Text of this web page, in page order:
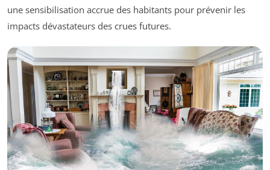
une sensibilisation accrue des habitants pour prévenir les
impacts dévastateurs des crues futures.